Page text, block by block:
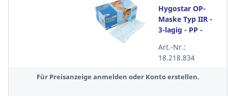
Hygostar OP-
Maske Typ IIR -
3-lagig - PP -
Art.-Nr.:
18.218.834
Für Preisanzeige anmelden oder Konto erstellen.